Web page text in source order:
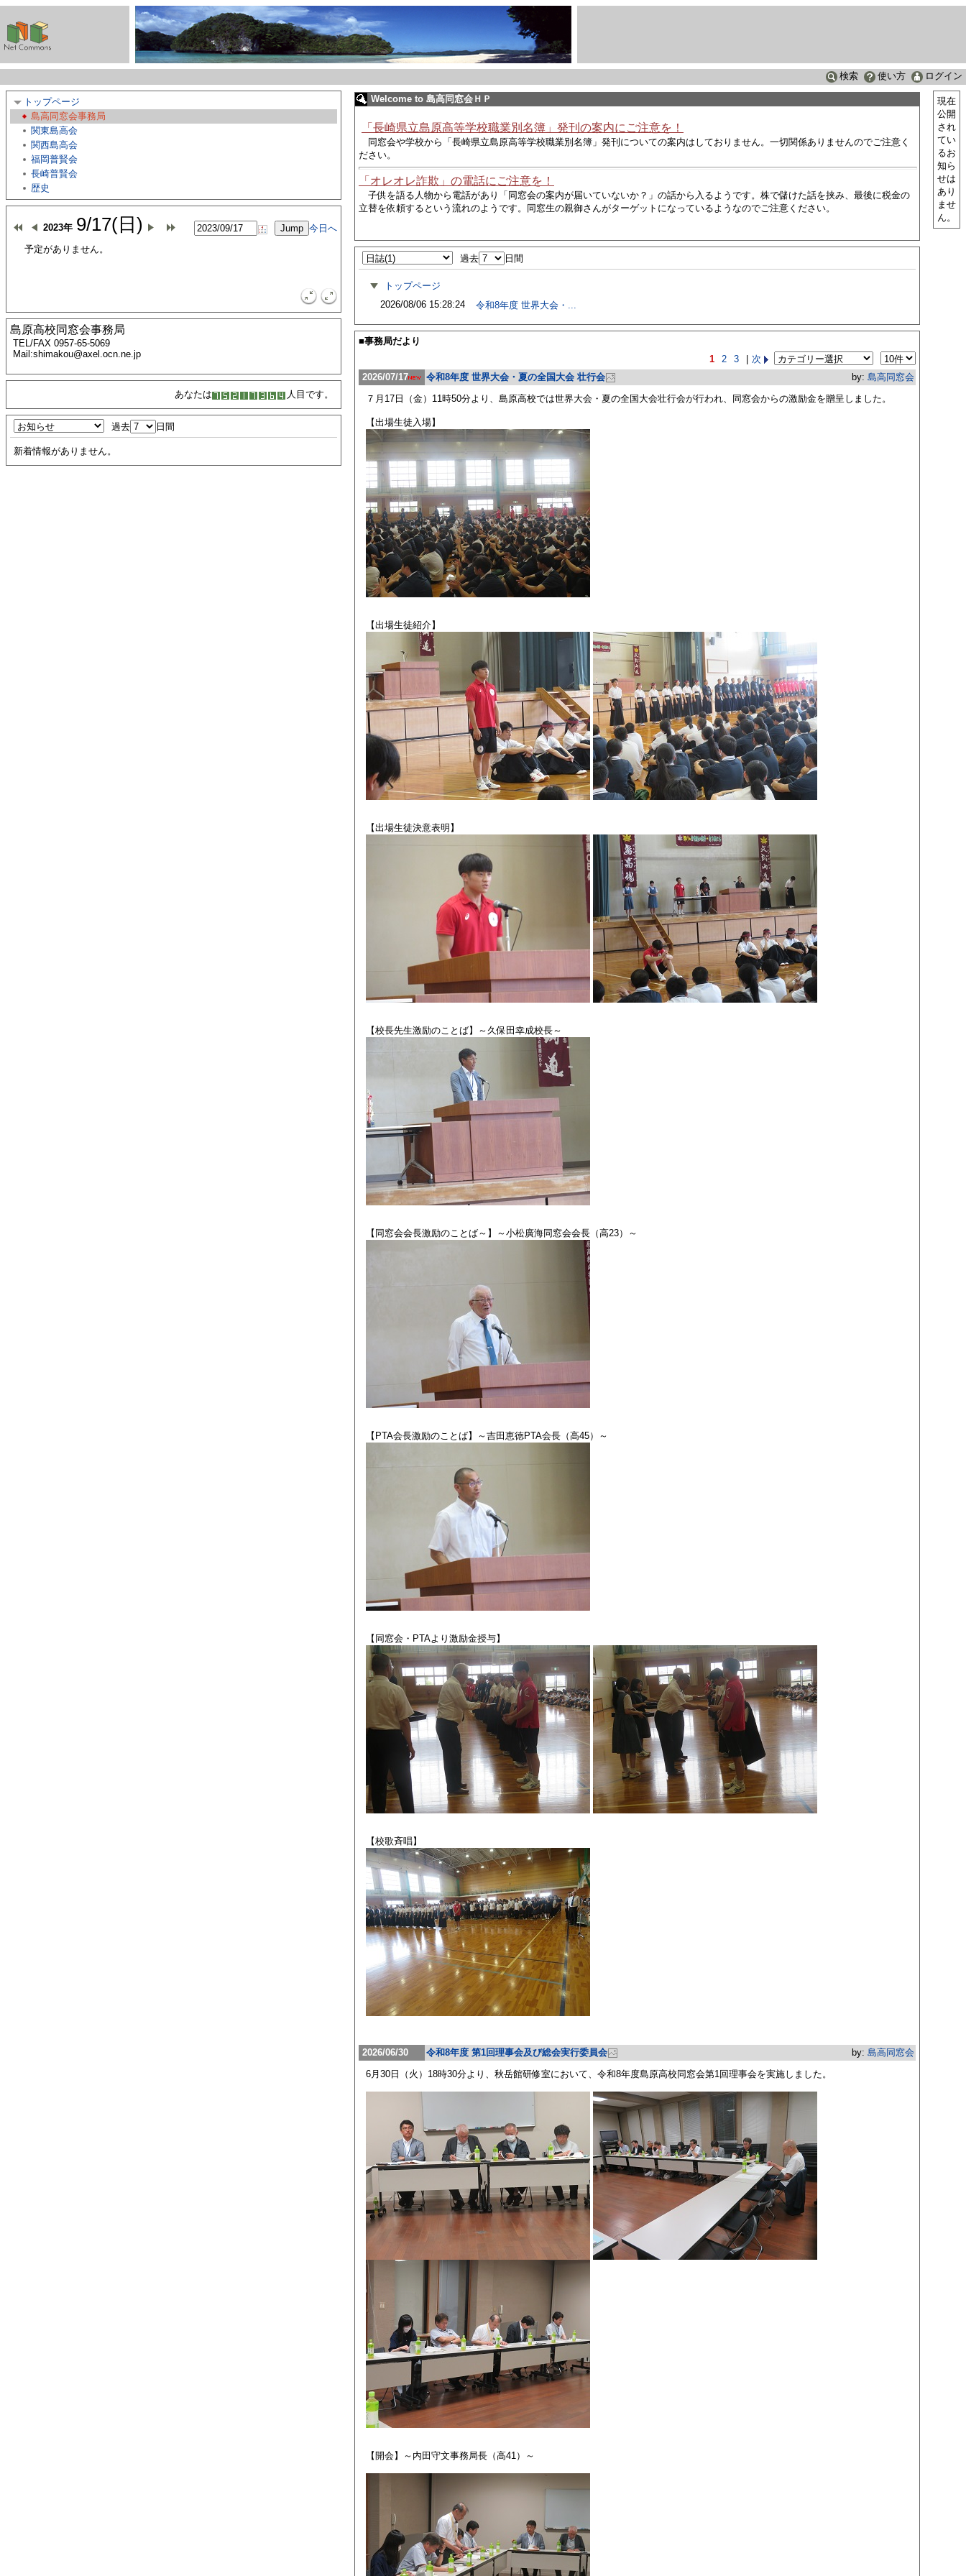
検索 使い方 ログイン
トップページ
島高同窓会事務局
関東島高会
関西島高会
福岡普賢会
長崎普賢会
歴史
2023年 9/17(日)
今日へ
予定がありません。
島原高校同窓会事務局
TEL/FAX 0957-65-5069
Mail:shimakou@axel.ocn.ne.jp
あなたは 人目です。
過去 日間
新着情報がありません。
Welcome to 島高同窓会ＨＰ
「長崎県立島原高等学校職業別名簿」発刊の案内にご注意を！
同窓会や学校から 「長崎県立島原高等学校職業別名簿」発刊についての案内はしておりません。一切関係ありませんのでご注意く
ださい。
「オレオレ詐欺」の電話にご注意を！
子供を語る人物から電話があり
「同窓会の案内が届いていないか？」の話から入るようです。株で儲けた話を挟み、最後に税金の
立替を依頼するという流れのようです。同窓生の親御さんがターゲットになっているようなのでご注意ください。
過去 日間
トップページ
2026/08/06 15:28:24
令和8年度 世界大会・...
■事務局だより
1
2 3
次
2026/07/17
令和8年度 世界大会・夏の全国大会 壮行会 by: 島高同窓会
７月17日（金）11時50分より、島原高校では世界大会・夏の全国大会壮行会が行われ、同窓会からの激励金を贈呈しました。
【出場生徒入場】
【出場生徒紹介】
【出場生徒決意表明】
【校長先生激励のことば】～久保田幸成校長～
【同窓会会長激励のことば～】～小松廣海同窓会会長（高23）～
【PTA会長激励のことば】～吉田恵徳PTA会長（高45）～
【同窓会・PTAより激励金授与】
【校歌斉唱】
2026/06/30 令和8年度 第1回理事会及び総会実行委員会 by: 島高同窓会
6月30日（火）18時30分より、秋岳館研修室において、令和8年度島原高校同窓会第1回理事会を実施しました。
【開会】～内田守文事務局長（高41）～
現在
公開
され
てい
るお
知ら
せは
あり
ませ
ん。